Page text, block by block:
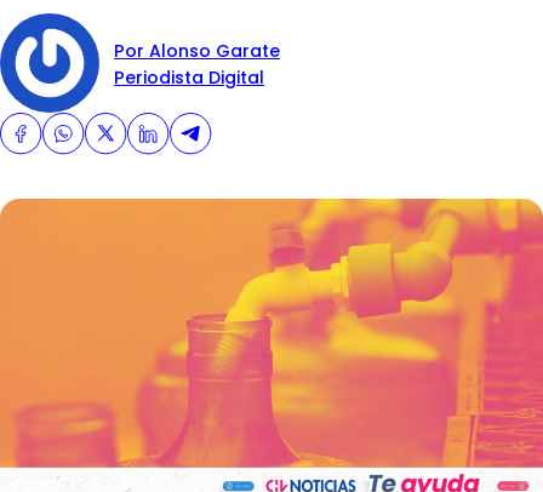
Por Alonso Garate
Periodista Digital